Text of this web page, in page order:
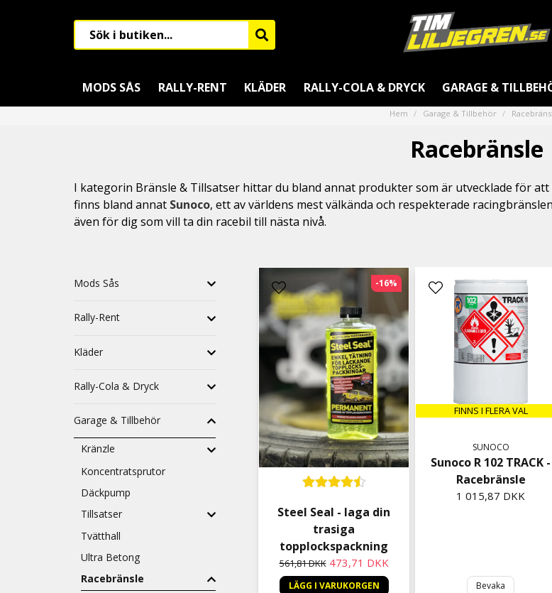
MODS SÅS RALLY-RENT KLÄDER RALLY-COLA & DRYCK GARAGE &
Hem Garage & Tillbehör
Racebränsle
I kategorin Bränsle & Tillsatser hittar du bland annat produkter som är utvecklade för
finns bland annat Sunoco, ett av världens mest välkända och respekterade
även för dig som vill ta din racebil till nästa nivå.
Mods Sås
Rally-Rent
Kläder
Rally-Cola & Dryck
Garage & Tillbehör
Kränzle
Koncentratsprutor
Däckpump
Tillsatser
Tvätthall
Ultra Betong
Racebränsle
Steel Seal - laga din
trasiga
topplockspackning
561,81 DKK 473,71 DKK
LÄGG I VARUKORGEN
-16%
FINNS I FLERA VAL
SUNOCO
Sunoco R 102 TRACK -
Racebränsle
1 015,87 DKK
Bevaka